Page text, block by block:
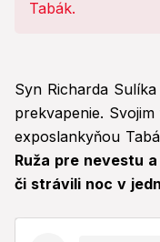
Syn Richarda
prekvapenie.
exposlankyňou
Ruža pre nevestu
či strávili noc v